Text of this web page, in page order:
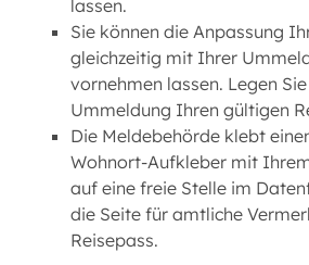
lassen.
Sie können die Anpassung
gleichzeitig mit Ihrer
vornehmen lassen. Legen
Ummeldung Ihren gültigen
Die Meldebehörde klebt
Wohnort-Aufkleber mit
auf eine freie Stelle im
die Seite für amtliche
Reisepass.